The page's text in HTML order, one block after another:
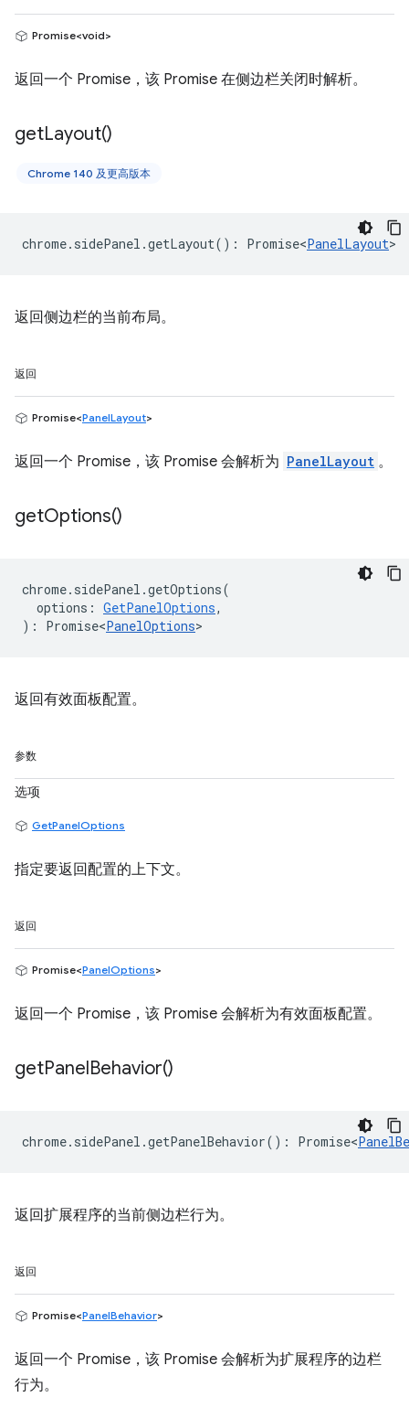
Promise<void>
返回一个 Promise，该 Promise 在侧边栏关闭时解析。
getLayout()
Chrome 140 及更高版本
chrome. sidePanel .getLayout() : Promise<PanelLayout>
返回侧边栏的当前布局。
返回
Promise<PanelLayout>
返回一个 Promise，该 Promise 会解析为 PanelLayout 。
getOptions()
chrome. sidePanel .getOptions(
options : GetPanelOptions,
) : Promise<PanelOptions>
返回有效面板配置。
参数
选项
GetPanelOptions
指定要返回配置的上下文。
返回
Promise<PanelOptions>
返回一个 Promise，该 Promise 会解析为有效面板配置。
getPanelBehavior()
chrome. sidePanel .getPanelBehavior() : Promise<
返回扩展程序的当前侧边栏行为。
返回
Promise<PanelBehavior>
返回一个 Promise，该 Promise 会解析为扩展程序的边栏
行为。